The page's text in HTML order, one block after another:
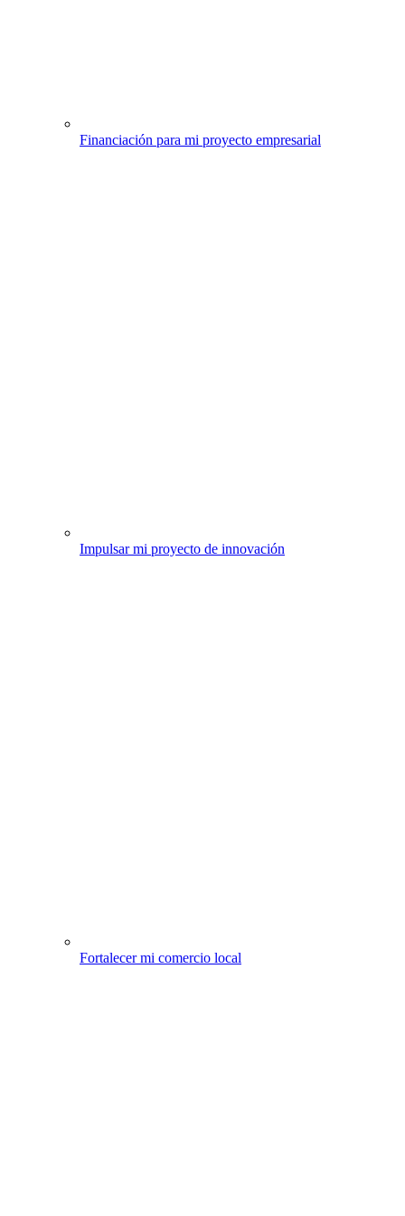
Financiación para mi proyecto empresarial
Impulsar mi proyecto de innovación
Fortalecer mi comercio local